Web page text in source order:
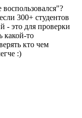
воспользовался"?
300+ студентов
- это для проверки
какой-то
кто чем
:)